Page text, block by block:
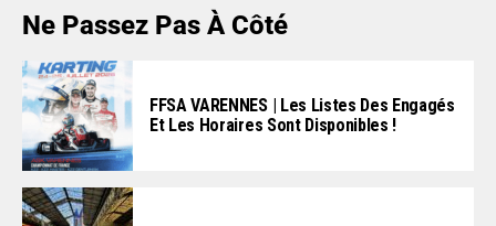
Ne Passez Pas À Côté
FFSA VARENNES | Les Listes Des Engagés
Et Les Horaires Sont Disponibles !